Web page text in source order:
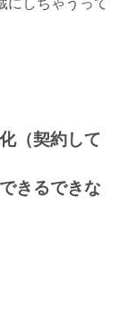
（契約して
きるできな